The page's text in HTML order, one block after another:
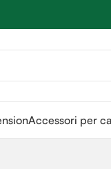
Accessori per